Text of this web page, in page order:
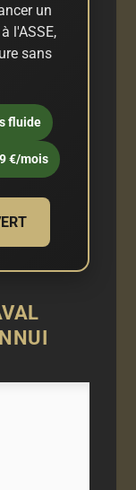
un
l'ASSE,
sans
fluide
€/mois